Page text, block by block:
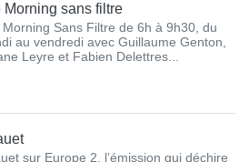
Morning sans filtre
Morning Sans Filtre de 6h à 9h30, du
au vendredi avec Guillaume Genton,
Leyre et Fabien Delettres...
sur Europe 2, l’émission qui déchire